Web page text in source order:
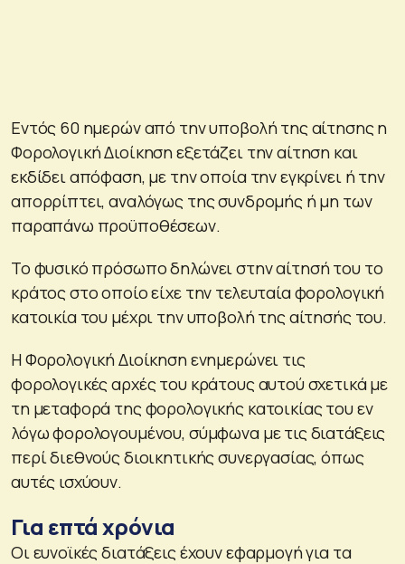
Εντός 60 ημερών από την υποβολή της αίτησης η
Φορολογική Διοίκηση εξετάζει την αίτηση και
εκδίδει απόφαση, με την οποία την εγκρίνει ή την
απορρίπτει, αναλόγως της συνδρομής ή μη των
παραπάνω προϋποθέσεων.
Το φυσικό πρόσωπο δηλώνει στην αίτησή του το
κράτος στο οποίο είχε την τελευταία φορολογική
κατοικία του μέχρι την υποβολή της αίτησής του.
Η Φορολογική Διοίκηση ενημερώνει τις
φορολογικές αρχές του κράτους αυτού σχετικά με
τη μεταφορά της φορολογικής κατοικίας του εν
λόγω φορολογουμένου, σύμφωνα με τις διατάξεις
περί διεθνούς διοικητικής συνεργασίας, όπως
αυτές ισχύουν.
Για επτά χρόνια
Οι ευνοϊκές διατάξεις έχουν εφαρμογή για τα